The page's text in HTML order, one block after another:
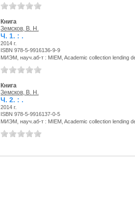
Книга
Земсков, В. Н.
Ч. 1. : .
2014 г.
ISBN 978-5-9916136-9-9
МИЭМ, науч.аб-т : MIEM, Academic collection lending
Книга
Земсков, В. Н.
Ч. 2. : .
2014 г.
ISBN 978-5-9916137-0-5
МИЭМ, науч.аб-т : MIEM, Academic collection lending